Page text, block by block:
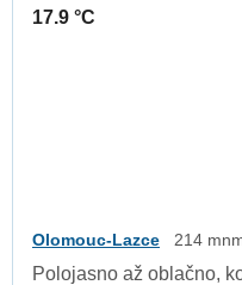
17.9 °C
Olomouc-Lazce 214
Polojasno až oblačno,